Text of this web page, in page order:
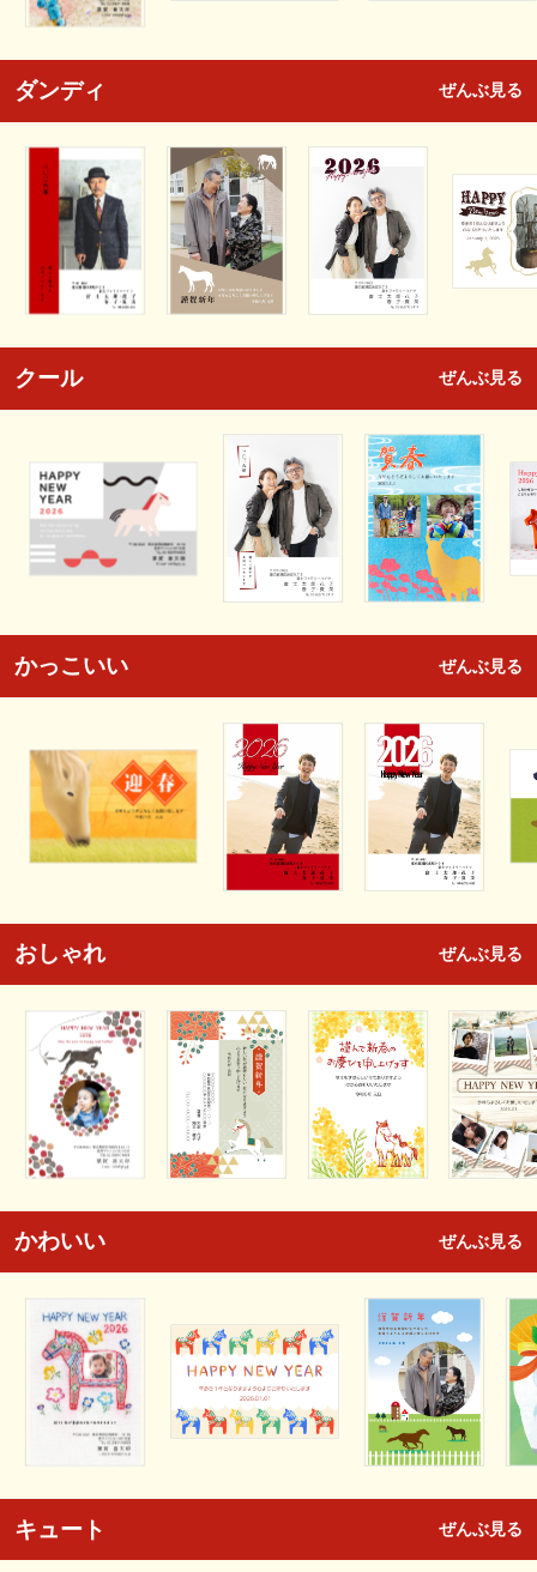
ダンディ ぜんぶ見る
クール ぜんぶ見る
かっこいい ぜんぶ見る
おしゃれ ぜんぶ見る
かわいい ぜんぶ見る
キュート ぜんぶ見る